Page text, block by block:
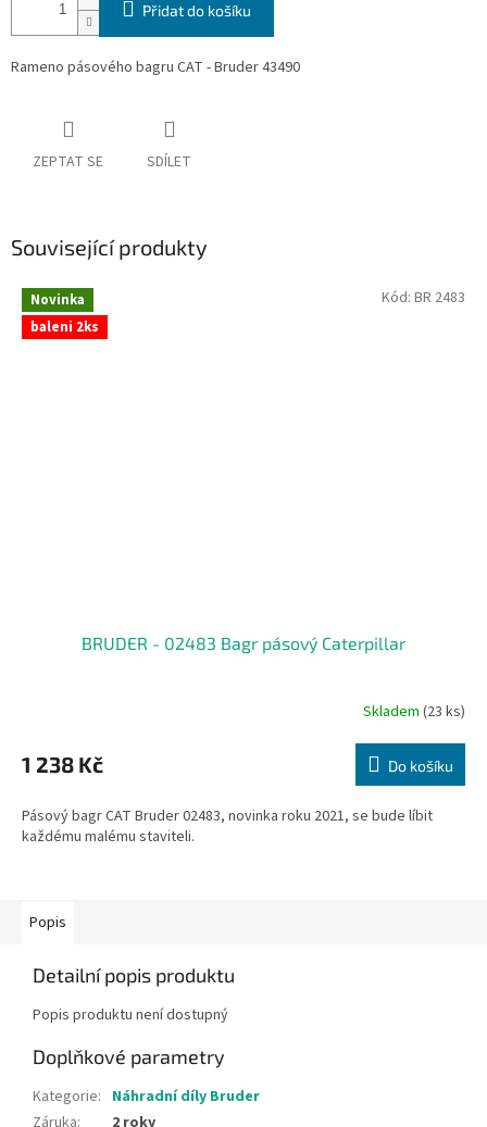
Přidat do košíku
Rameno pásového bagru CAT - Bruder 43490
ZEPTAT SE SDÍLET
Související produkty
Novinka
baleni 2ks
BRUDER - 02483 Bagr pásový Caterpillar
Skladem (23 ks)
1 238 Kč Do košíku
Pásový bagr CAT Bruder 02483, novinka roku 2021, se bude líbit
každému malému staviteli.
Kód: BR 2483
Popis
Detailní popis produktu
Popis produktu není dostupný
Doplňkové parametry
Kategorie: Náhradní díly Bruder